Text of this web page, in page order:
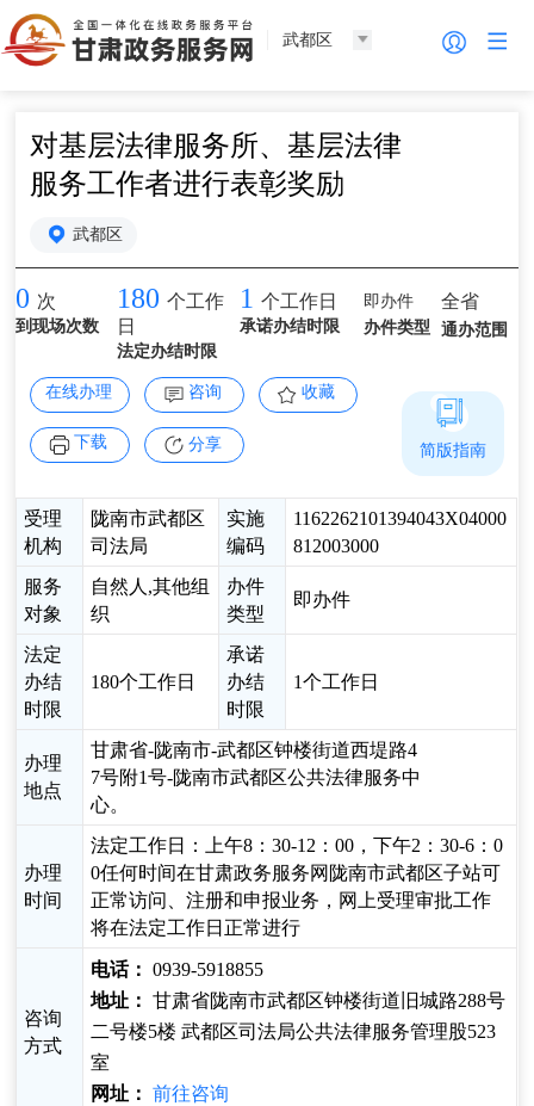
武都区
对基层法律服务所、基层法律
服务工作者进行表彰奖励
武都区
0 次
到现场次数
180 个工作
日
法定办结时限
1 个工作日
承诺办结时限
即办件
办件类型
全省
通办范围
在线办理 咨询 收藏
下载 分享
受理
机构
陇南市武都区
司法局
实施
编码
1162262101394043X04000
812003000
服务
对象
自然人,其他组
织
办件
类型
即办件
法定
办结
时限
180个工作日
承诺
办结
时限
1个工作日
办理
地点
甘肃省-陇南市-武都区钟楼街道西堤路4
7号附1号-陇南市武都区公共法律服务中
心。
办理
时间
法定工作日：上午8：30-12：00，下午2：30-6：0
0任何时间在甘肃政务服务网陇南市武都区子站可
正常访问、注册和申报业务，网上受理审批工作
将在法定工作日正常进行
咨询
方式
电话： 0939-5918855
地址： 甘肃省陇南市武都区钟楼街道旧城路288号
二号楼5楼 武都区司法局公共法律服务管理股523
室
网址： 前往咨询
简版指南